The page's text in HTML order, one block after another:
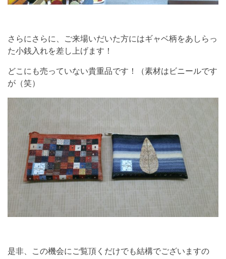
さらにさらに、ご来場いだいた方にはギャベ柄をあしらっ
た小銭入れを差し上げます！
どこにも売っていない貴重品です！（素材はビニールです
が（笑）
是非、この機会にご覧頂くだけでも結構でございますの